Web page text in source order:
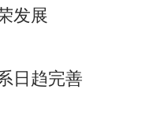
发展
趋完善